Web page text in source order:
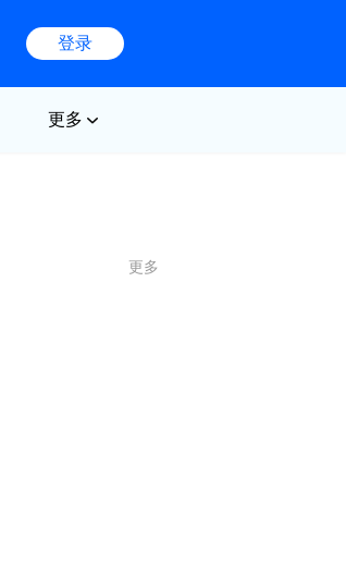
登录
更多
更多